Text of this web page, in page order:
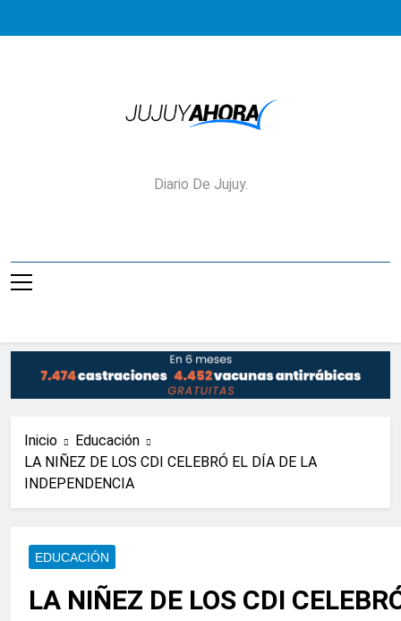
Jujuy Ahora!
Diario De Jujuy.
Inicio
Educación
LA NIÑEZ DE LOS CDI CELEBRÓ EL DÍA DE LA
INDEPENDENCIA
EDUCACIÓN
LA NIÑEZ DE LOS CDI